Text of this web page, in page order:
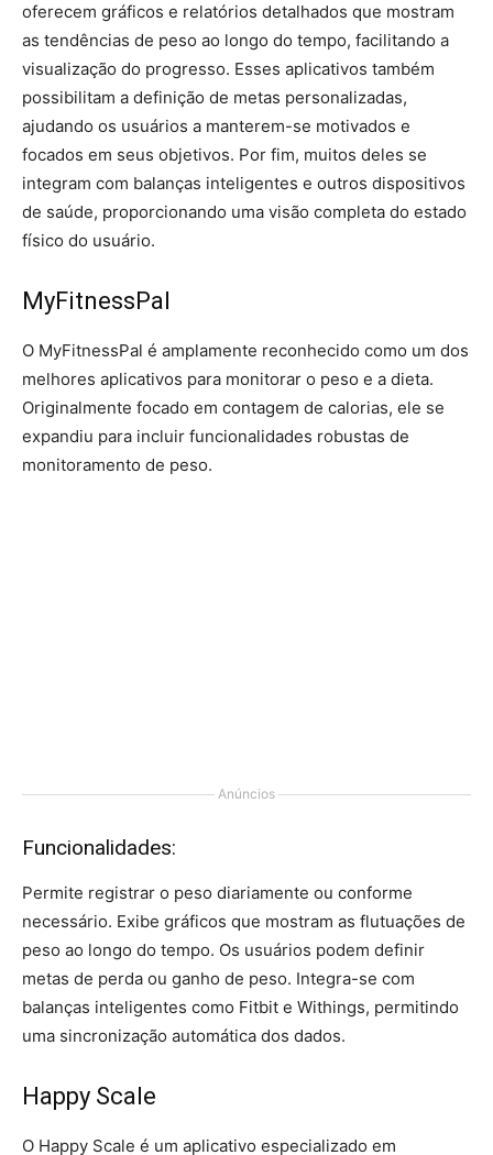
oferecem gráficos e relatórios detalhados que mostram
as tendências de peso ao longo do tempo, facilitando a
visualização do progresso. Esses aplicativos também
possibilitam a definição de metas personalizadas,
ajudando os usuários a manterem-se motivados e
focados em seus objetivos. Por fim, muitos deles se
integram com balanças inteligentes e outros dispositivos
de saúde, proporcionando uma visão completa do estado
físico do usuário.
MyFitnessPal
O MyFitnessPal é amplamente reconhecido como um dos
melhores aplicativos para monitorar o peso e a dieta.
Originalmente focado em contagem de calorias, ele se
expandiu para incluir funcionalidades robustas de
monitoramento de peso.
Anúncios
Funcionalidades:
Permite registrar o peso diariamente ou conforme
necessário. Exibe gráficos que mostram as flutuações de
peso ao longo do tempo. Os usuários podem definir
metas de perda ou ganho de peso. Integra-se com
balanças inteligentes como Fitbit e Withings, permitindo
uma sincronização automática dos dados.
Happy Scale
O Happy Scale é um aplicativo especializado em